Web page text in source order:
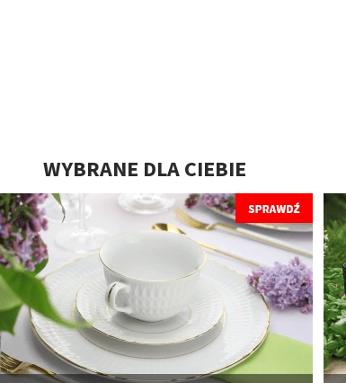
WYBRANE DLA CIEBIE